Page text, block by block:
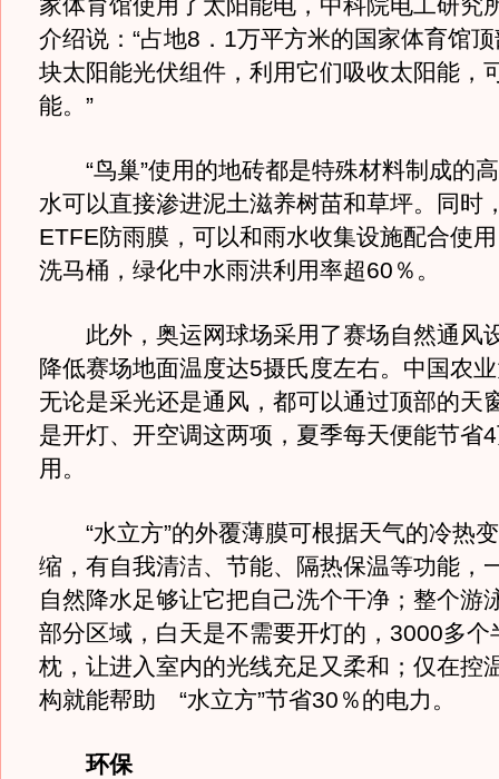
家体育馆使用了太阳能电，中科院电工研究
介绍说：“占地8．1万平方米的国家体育馆
块太阳能光伏组件，利用它们吸收太阳能，
能。”
“鸟巢”使用的地砖都是特殊材料制成的
水可以直接渗进泥土滋养树苗和草坪。同时
ETFE防雨膜，可以和雨水收集设施配合使
洗马桶，绿化中水雨洪利用率超60％。
此外，奥运网球场采用了赛场自然通风
降低赛场地面温度达5摄氏度左右。中国农
无论是采光还是通风，都可以通过顶部的天
是开灯、开空调这两项，夏季每天便能节省
用。
“水立方”的外覆薄膜可根据天气的冷热
缩，有自我清洁、节能、隔热保温等功能，
自然降水足够让它把自己洗个干净；整个游
部分区域，白天是不需要开灯的，3000多个
枕，让进入室内的光线充足又柔和；仅在控
构就能帮助 “水立方”节省30％的电力。
环保